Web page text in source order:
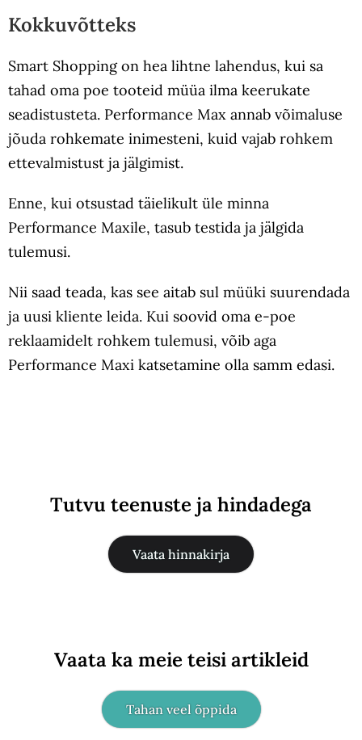
Kokkuvõtteks
Smart Shopping on hea lihtne lahendus, kui sa
tahad oma poe tooteid müüa ilma keerukate
seadistusteta. Performance Max annab võimaluse
jõuda rohkemate inimesteni, kuid vajab rohkem
ettevalmistust ja jälgimist.
Enne, kui otsustad täielikult üle minna
Performance Maxile, tasub testida ja jälgida
tulemusi.
Nii saad teada, kas see aitab sul müüki suurendada
ja uusi kliente leida. Kui soovid oma e-poe
reklaamidelt rohkem tulemusi, võib aga
Performance Maxi katsetamine olla samm edasi.
Tutvu teenuste ja hindadega
Vaata hinnakirja
Vaata ka meie teisi artikleid
Tahan veel õppida